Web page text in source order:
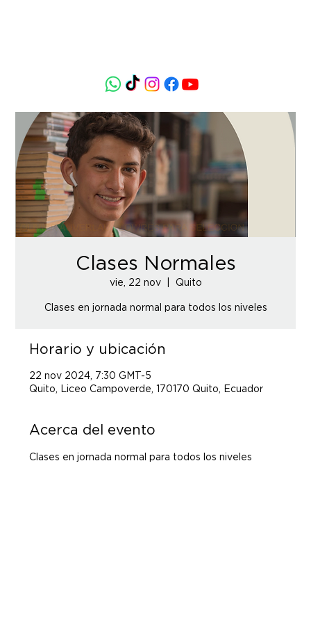
Clases Normales
vie, 22 nov
  |
Quito
Clases en jornada normal para todos los niveles
Horario y ubicación
22 nov 2024, 7:30 GMT-5
Quito, Liceo Campoverde, 170170 Quito, Ecuador
Acerca del evento
Clases en jornada normal para todos los niveles